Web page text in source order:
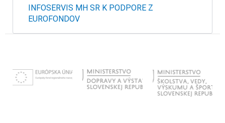
INFOSERVIS MH SR K PODPORE Z
EUROFONDOV